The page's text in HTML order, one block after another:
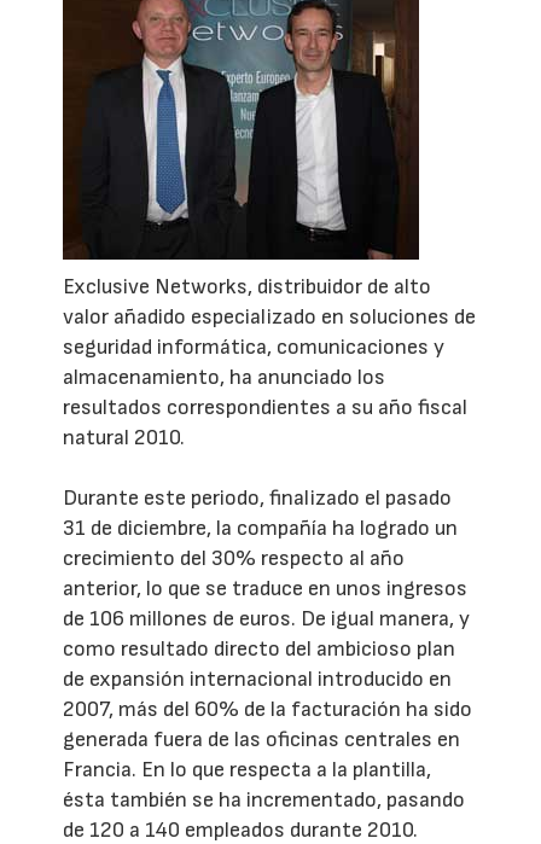
Exclusive Networks, distribuidor de alto
valor añadido especializado en soluciones de
seguridad informática, comunicaciones y
almacenamiento, ha anunciado los
resultados correspondientes a su año fiscal
natural 2010.
Durante este periodo, finalizado el pasado
31 de diciembre, la compañía ha logrado un
crecimiento del 30% respecto al año
anterior, lo que se traduce en unos ingresos
de 106 millones de euros. De igual manera, y
como resultado directo del ambicioso plan
de expansión internacional introducido en
2007, más del 60% de la facturación ha sido
generada fuera de las oficinas centrales en
Francia. En lo que respecta a la plantilla,
ésta también se ha incrementado, pasando
de 120 a 140 empleados durante 2010.